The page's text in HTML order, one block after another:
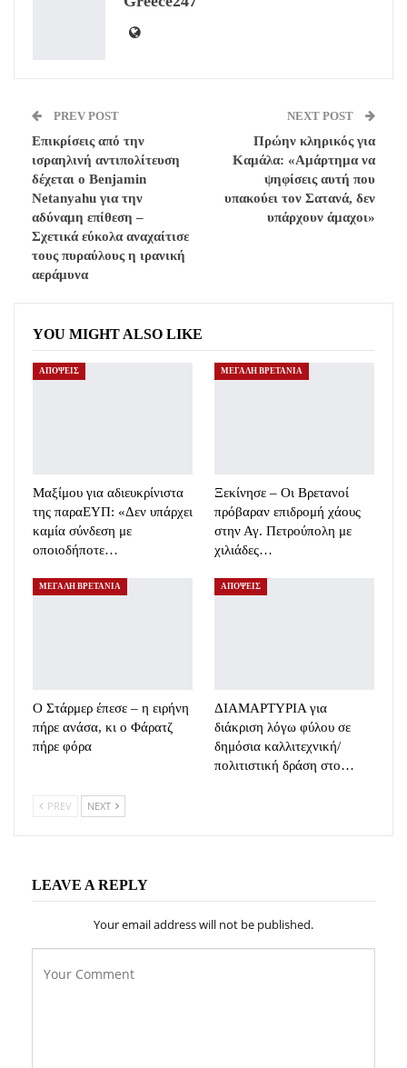
PREV POST
Επικρίσεις από την
ισραηλινή αντιπολίτευση
δέχεται ο Benjamin
Netanyahu για την
αδύναμη επίθεση –
Σχετικά εύκολα αναχαίτισε
τους πυραύλους η ιρανική
αεράμυνα
NEXT POST
Πρώην κληρικός για
Καμάλα: «Αμάρτημα να
ψηφίσεις αυτή που
υπακούει τον Σατανά, δεν
υπάρχουν άμαχοι»
YOU MIGHT ALSO LIKE
ΑΠΟΨΕΙΣ
Μαξίμου για αδιευκρίνιστα
της παραΕΥΠ: «Δεν υπάρχει
καμία σύνδεση με
οποιοδήποτε…
ΜΕΓΑΛΗ ΒΡΕΤΑΝΙΑ
Ξεκίνησε – Οι Βρετανοί
πρόβαραν επιδρομή χάους
στην Αγ. Πετρούπολη με
χιλιάδες…
ΜΕΓΑΛΗ ΒΡΕΤΑΝΙΑ
Ο Στάρμερ έπεσε – η ειρήνη
πήρε ανάσα, κι ο Φάρατζ
πήρε φόρα
ΑΠΟΨΕΙΣ
ΔΙΑΜΑΡΤΥΡΙΑ για
διάκριση λόγω φύλου σε
δημόσια καλλιτεχνική/
πολιτιστική δράση στο…
PREV NEXT
LEAVE A REPLY
Your email address will not be published.